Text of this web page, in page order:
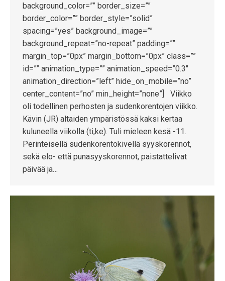
background_color=”” border_size=””
border_color=”” border_style=”solid”
spacing=”yes” background_image=””
background_repeat=”no-repeat” padding=””
margin_top=”0px” margin_bottom=”0px” class=””
id=”” animation_type=”” animation_speed=”0.3″
animation_direction=”left” hide_on_mobile=”no”
center_content=”no” min_height=”none”] Viikko
oli todellinen perhosten ja sudenkorentojen viikko.
Kävin (JR) altaiden ympäristössä kaksi kertaa
kuluneella viikolla (ti,ke). Tuli mieleen kesä -11.
Perinteisellä sudenkorentokivellä syyskorennot,
sekä elo- että punasyyskorennot, paistattelivat
päivää ja…